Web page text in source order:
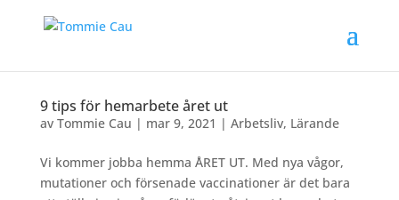
9 tips för hemarbete året ut
av Tommie Cau | mar 9, 2021 | Arbetsliv, Lärande
Vi kommer jobba hemma ÅRET UT. Med nya vågor,
mutationer och försenade vaccinationer är det bara